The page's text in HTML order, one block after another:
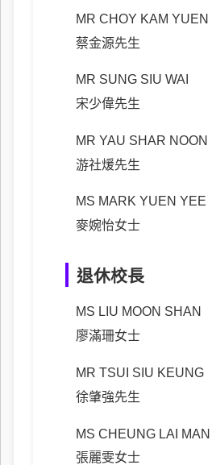
MR CHOY KAM YUEN
蔡金源先生
MR SUNG SIU WAI
宋少偉先生
MR YAU SHAR NOON
游社煖先生
MS MARK YUEN YEE
麥婉怡女士
退休校長
MS LIU MOON SHAN
廖滿珊女士
MR TSUI SIU KEUNG
徐肇強先生
MS CHEUNG LAI MAN
張麗雯女士